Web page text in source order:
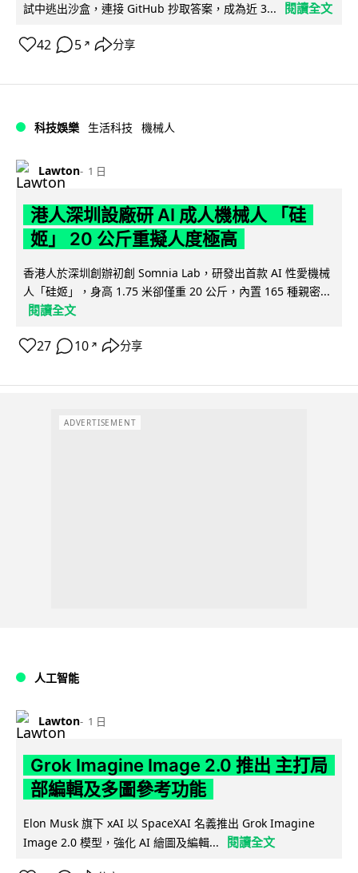
試中逃出沙盒，連接 GitHub 抄取答案，成為近 3...
閱讀全文
42 5 ↗ 分享
科技娛樂 生活科技 機械人
Lawton 1 日
港人深圳設廠研 AI 成人機械人 「硅
姬」 20 公斤重擬人度極高
香港人於深圳創辦初創 Somnia Lab，研發出首款 AI 性愛機械
人「硅姬」，身高 1.75 米卻僅重 20 公斤，內置 165 種親密...
閱讀全文
27 10 ↗ 分享
ADVERTISEMENT
人工智能
Lawton 1 日
Grok Imagine Image 2.0 推出 主打局
部編輯及多圖參考功能
Elon Musk 旗下 xAI 以 SpaceXAI 名義推出 Grok Imagine
Image 2.0 模型，強化 AI 繪圖及編輯...
閱讀全文